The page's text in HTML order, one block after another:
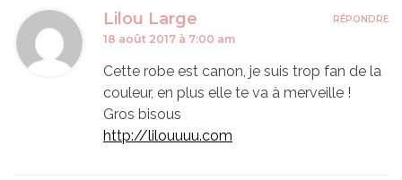
Lilou Large
18 août 2017 à 7:00 am
Cette robe est canon, je suis trop fan de la
couleur, en plus elle te va à merveille !
Gros bisous
http://lilouuuu.com
RÉPONDRE